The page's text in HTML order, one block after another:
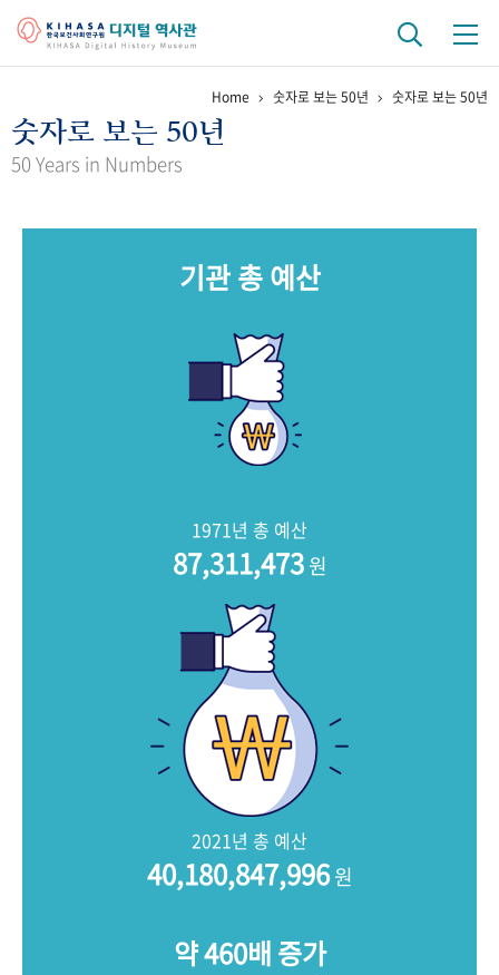
걸어온 길 기관 변천사 역대 기관장
키워드로 보는 연구 역사
문서 기록물 행정박물
Home 숫자로 보는 50년 숫자로 보는 50년
숫자로 보는 50년
50 Years in Numbers
기관 총 예산
1971년 총 예산
87,311,473원
2021년 총 예산
40,180,847,996원
약 460배 증가